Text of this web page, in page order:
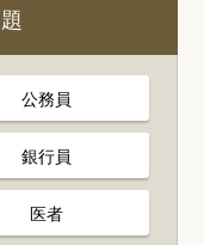
公務員
銀行員
医者